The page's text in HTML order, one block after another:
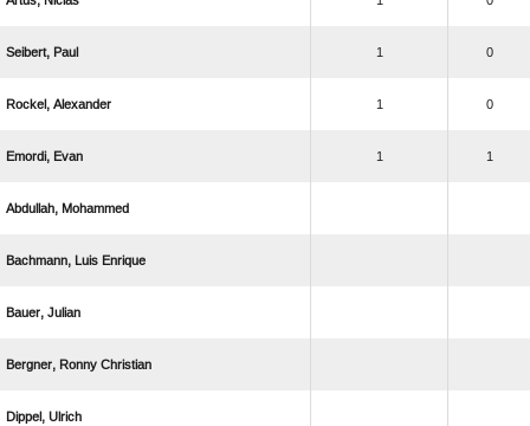
  1 0
  1 0
  1 1
 
  
 
  
 